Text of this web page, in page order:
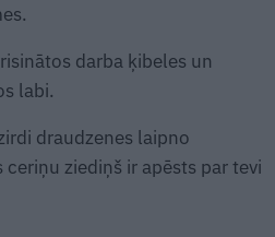
darba ķibeles un
labi.
draudzenes laipno
ziediņš ir apēsts par tevi